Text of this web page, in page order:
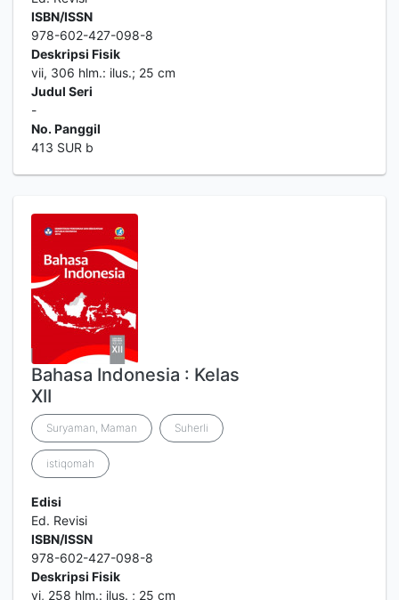
ISBN/ISSN
978-602-427-098-8
Deskripsi Fisik
vii, 306 hlm.: ilus.; 25 cm
Judul Seri
-
No. Panggil
413 SUR b
Bahasa Indonesia : Kelas
XII
Suryaman, Maman Suherli
istiqomah
Edisi
Ed. Revisi
ISBN/ISSN
978-602-427-098-8
Deskripsi Fisik
vi, 258 hlm.: ilus. ; 25 cm